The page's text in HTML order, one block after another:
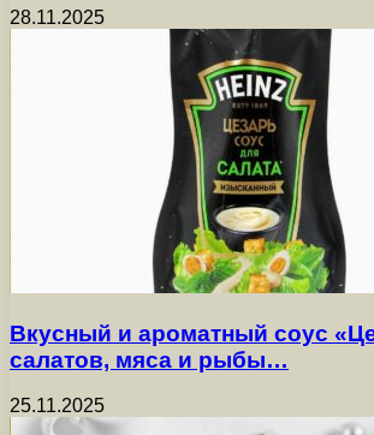
28.11.2025
Вкусный и ароматный соус
салатов, мяса и рыбы…
25.11.2025